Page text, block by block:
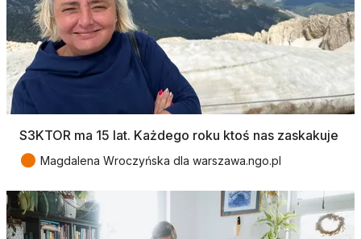
S3KTOR ma 15 lat. Każdego roku ktoś nas zaskakuje
● Magdalena Wroczyńska dla warszawa.ngo.pl